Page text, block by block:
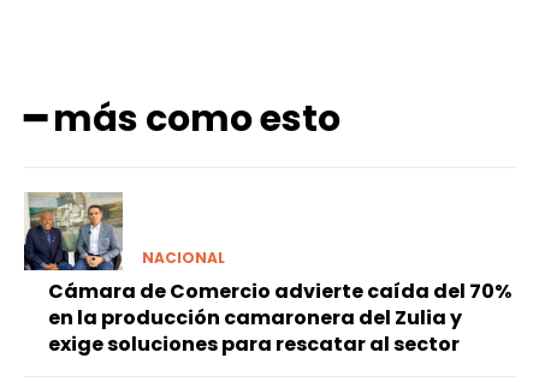
━ más como esto
NACIONAL
Cámara de Comercio advierte caída del 70%
en la producción camaronera del Zulia y
exige soluciones para rescatar al sector